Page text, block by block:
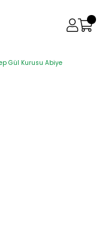
Gül Kurusu Abiye